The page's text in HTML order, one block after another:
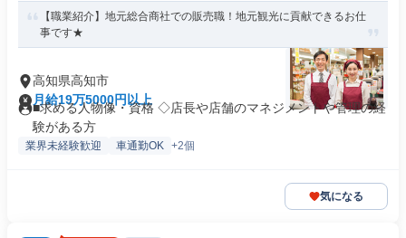
【職業紹介】地元総合商社での販売職！地元観光に貢献できるお仕
事です★
高知県高知市
月給19万5000円以上
■求める人物像・資格 ◇店長や店舗のマネジメントや管理の経
験がある方
業界未経験歓迎 車通勤OK +2個
気になる